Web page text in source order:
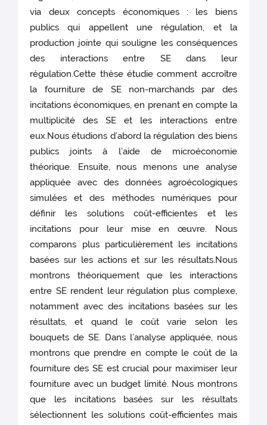
via deux concepts économiques : les biens
publics qui appellent une régulation, et la
production jointe qui souligne les conséquences
des interactions entre SE dans leur
régulation.Cette thèse étudie comment accroître
la fourniture de SE non-marchands par des
incitations économiques, en prenant en compte la
multiplicité des SE et les interactions entre
eux.Nous étudions d’abord la régulation des biens
publics joints à l’aide de microéconomie
théorique. Ensuite, nous menons une analyse
appliquée avec des données agroécologiques
simulées et des méthodes numériques pour
définir les solutions coût-efficientes et les
incitations pour leur mise en œuvre. Nous
comparons plus particulièrement les incitations
basées sur les actions et sur les résultats.Nous
montrons théoriquement que les interactions
entre SE rendent leur régulation plus complexe,
notamment avec des incitations basées sur les
résultats, et quand le coût varie selon les
bouquets de SE. Dans l’analyse appliquée, nous
montrons que prendre en compte le coût de la
fourniture des SE est crucial pour maximiser leur
fourniture avec un budget limité. Nous montrons
que les incitations basées sur les résultats
sélectionnent les solutions coût-efficientes mais